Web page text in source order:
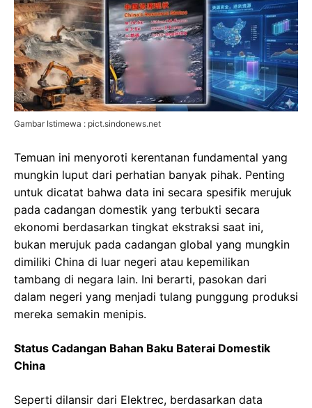
Gambar Istimewa : pict.sindonews.net
Temuan ini menyoroti kerentanan fundamental yang
mungkin luput dari perhatian banyak pihak. Penting
untuk dicatat bahwa data ini secara spesifik merujuk
pada cadangan domestik yang terbukti secara
ekonomi berdasarkan tingkat ekstraksi saat ini,
bukan merujuk pada cadangan global yang mungkin
dimiliki China di luar negeri atau kepemilikan
tambang di negara lain. Ini berarti, pasokan dari
dalam negeri yang menjadi tulang punggung produksi
mereka semakin menipis.
Status Cadangan Bahan Baku Baterai Domestik
China
Seperti dilansir dari Elektrec, berdasarkan data